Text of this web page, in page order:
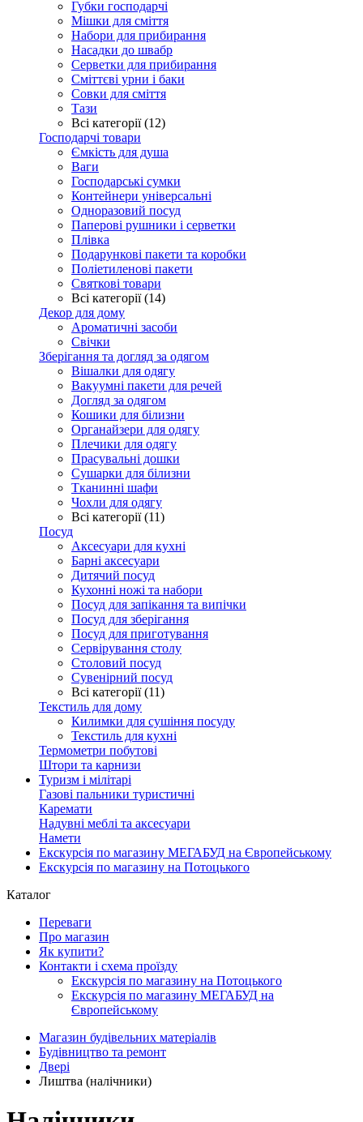
Губки господарчі
Мішки для сміття
Набори для прибирання
Насадки до швабр
Серветки для прибирання
Сміттєві урни і баки
Совки для сміття
Тази
Всі категорії (12)
Господарчі товари
Ємкість для душа
Ваги
Господарські сумки
Контейнери універсальні
Одноразовий посуд
Паперові рушники і серветки
Плівка
Подарункові пакети та коробки
Поліетиленові пакети
Святкові товари
Всі категорії (14)
Декор для дому
Ароматичні засоби
Свічки
Зберігання та догляд за одягом
Вішалки для одягу
Вакуумні пакети для речей
Догляд за одягом
Кошики для білизни
Органайзери для одягу
Плечики для одягу
Прасувальні дошки
Сушарки для білизни
Тканинні шафи
Чохли для одягу
Всі категорії (11)
Посуд
Аксесуари для кухні
Барні аксесуари
Дитячий посуд
Кухонні ножі та набори
Посуд для запікання та випічки
Посуд для зберігання
Посуд для приготування
Сервірування столу
Столовий посуд
Сувенірний посуд
Всі категорії (11)
Текстиль для дому
Килимки для сушіння посуду
Текстиль для кухні
Термометри побутові
Штори та карнизи
Туризм і мілітарі
Газові пальники туристичні
Каремати
Надувні меблі та аксесуари
Намети
Екскурсія по магазину МЕГАБУД на Європейському
Екскурсія по магазину на Потоцького
Каталог
Переваги
Про магазин
Як купити?
Контакти і схема проїзду
Екскурсія по магазину на Потоцького
Екскурсія по магазину МЕГАБУД на
Європейському
Магазин будівельних матеріалів
Будівництво та ремонт
Двері
Лиштва (налічники)